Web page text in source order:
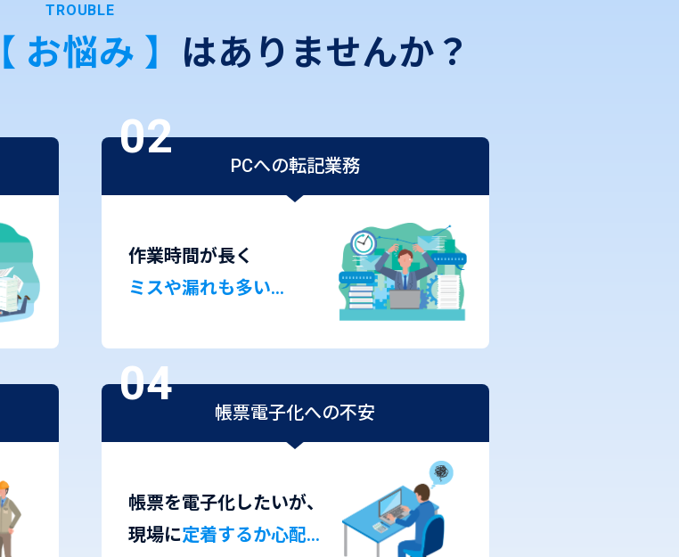
TROUBLE
【 お悩み 】 はありませんか？
PCへの転記業務
作業時間が長く
ミスや漏れも多い…
帳票電子化への不安
帳票を電子化したいが、
現場に定着するか心配…